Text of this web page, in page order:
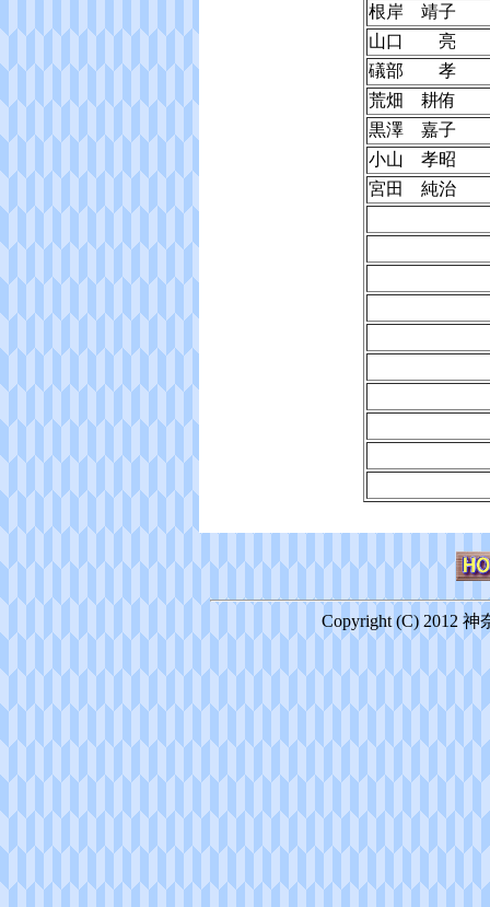
根岸 靖子
山口 亮
礒部 孝
荒畑 耕侑
黒澤 嘉子
小山 孝昭
宮田 純治
Copyright (C) 2012 神